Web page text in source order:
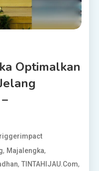
Optimalkan
, Majalengka,
, TINTAHIJAU.com,